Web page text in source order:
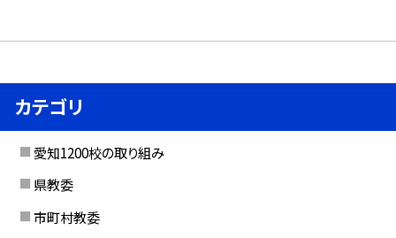
カテゴリ
愛知1200校の取り組み
県教委
市町村教委